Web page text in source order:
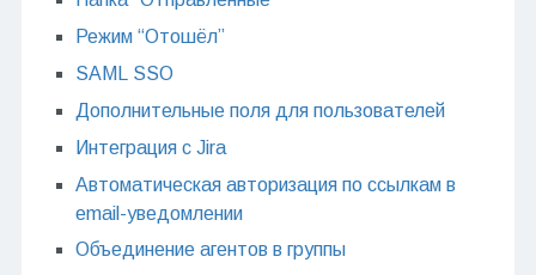
Режим “Отошёл”
SAML SSO
Дополнительные поля для пользователей
Интеграция с Jira
Автоматическая авторизация по ссылкам в
email-уведомлении
Объединение агентов в группы